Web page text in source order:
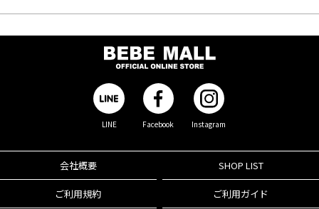
LINE Facebook Instagram
会社概要 SHOP LIST
ご利用規約 ご利用ガイド